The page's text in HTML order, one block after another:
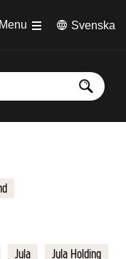
Menu
Svenska
Jula
Jula Holding